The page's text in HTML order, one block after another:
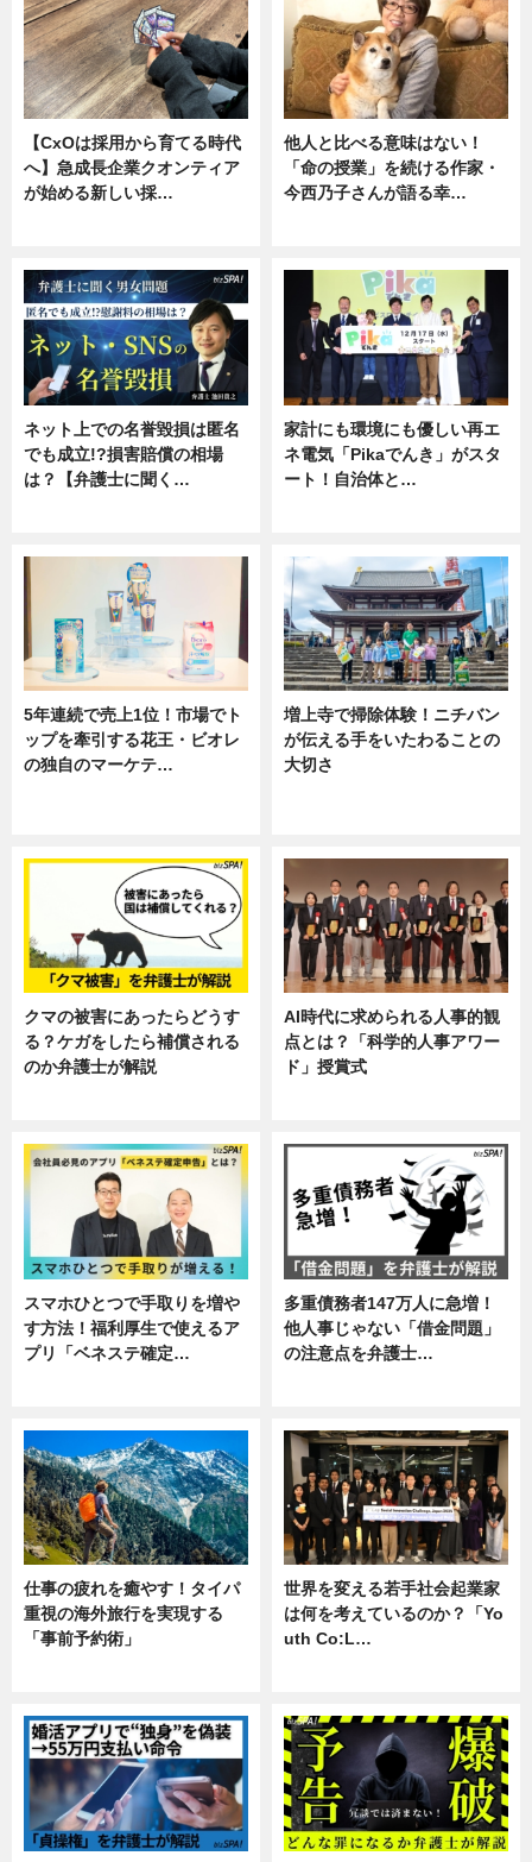
【CxOは採用から育てる時代
へ】急成長企業クオンティア
が始める新しい採…
他人と比べる意味はない！
「命の授業」を続ける作家・
今西乃子さんが語る幸…
ネット上での名誉毀損は匿名
でも成立!?損害賠償の相場
は？【弁護士に聞く…
家計にも環境にも優しい再エ
ネ電気「Pikaでんき」がスタ
ート！自治体と…
5年連続で売上1位！市場でト
ップを牽引する花王・ビオレ
の独自のマーケテ…
増上寺で掃除体験！ニチバン
が伝える手をいたわることの
大切さ
クマの被害にあったらどうす
る？ケガをしたら補償される
のか弁護士が解説
AI時代に求められる人事的観
点とは？「科学的人事アワー
ド」授賞式
スマホひとつで手取りを増や
す方法！福利厚生で使えるア
プリ「ベネステ確定…
多重債務者147万人に急増！
他人事じゃない「借金問題」
の注意点を弁護士…
仕事の疲れを癒やす！タイパ
重視の海外旅行を実現する
「事前予約術」
世界を変える若手社会起業家
は何を考えているのか？「Yo
uth Co:L…